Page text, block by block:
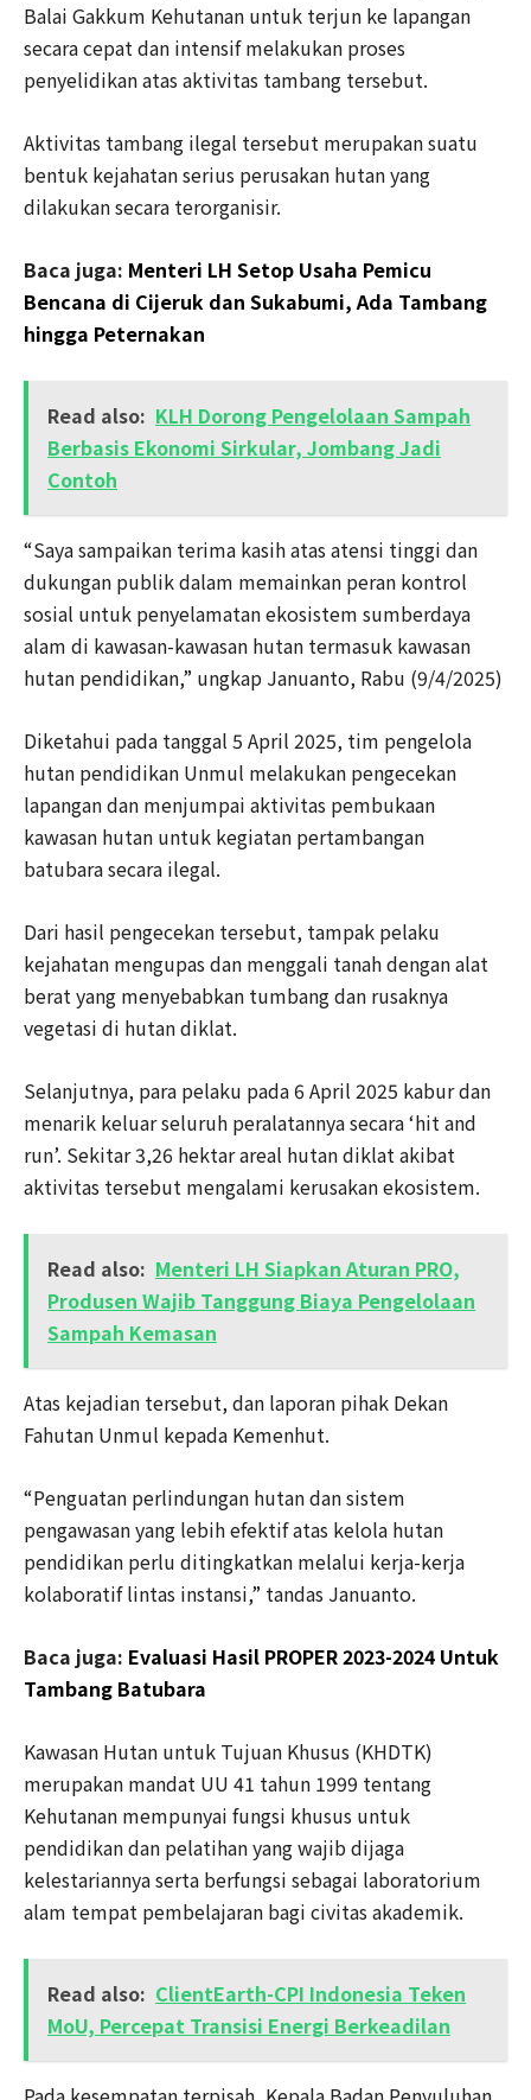
Balai Gakkum Kehutanan untuk terjun ke lapangan
secara cepat dan intensif melakukan proses
penyelidikan atas aktivitas tambang tersebut.
Aktivitas tambang ilegal tersebut merupakan suatu
bentuk kejahatan serius perusakan hutan yang
dilakukan secara terorganisir.
Baca juga: Menteri LH Setop Usaha Pemicu
Bencana di Cijeruk dan Sukabumi, Ada Tambang
hingga Peternakan
Read also: KLH Dorong Pengelolaan Sampah
Berbasis Ekonomi Sirkular, Jombang Jadi
Contoh
“Saya sampaikan terima kasih atas atensi tinggi dan
dukungan publik dalam memainkan peran kontrol
sosial untuk penyelamatan ekosistem sumberdaya
alam di kawasan-kawasan hutan termasuk kawasan
hutan pendidikan,” ungkap Januanto, Rabu (9/4/2025)
Diketahui pada tanggal 5 April 2025, tim pengelola
hutan pendidikan Unmul melakukan pengecekan
lapangan dan menjumpai aktivitas pembukaan
kawasan hutan untuk kegiatan pertambangan
batubara secara ilegal.
Dari hasil pengecekan tersebut, tampak pelaku
kejahatan mengupas dan menggali tanah dengan alat
berat yang menyebabkan tumbang dan rusaknya
vegetasi di hutan diklat.
Selanjutnya, para pelaku pada 6 April 2025 kabur dan
menarik keluar seluruh peralatannya secara ‘hit and
run’. Sekitar 3,26 hektar areal hutan diklat akibat
aktivitas tersebut mengalami kerusakan ekosistem.
Read also: Menteri LH Siapkan Aturan PRO,
Produsen Wajib Tanggung Biaya Pengelolaan
Sampah Kemasan
Atas kejadian tersebut, dan laporan pihak Dekan
Fahutan Unmul kepada Kemenhut.
“Penguatan perlindungan hutan dan sistem
pengawasan yang lebih efektif atas kelola hutan
pendidikan perlu ditingkatkan melalui kerja-kerja
kolaboratif lintas instansi,” tandas Januanto.
Baca juga: Evaluasi Hasil PROPER 2023-2024 Untuk
Tambang Batubara
Kawasan Hutan untuk Tujuan Khusus (KHDTK)
merupakan mandat UU 41 tahun 1999 tentang
Kehutanan mempunyai fungsi khusus untuk
pendidikan dan pelatihan yang wajib dijaga
kelestariannya serta berfungsi sebagai laboratorium
alam tempat pembelajaran bagi civitas akademik.
Read also: ClientEarth-CPI Indonesia Teken
MoU, Percepat Transisi Energi Berkeadilan